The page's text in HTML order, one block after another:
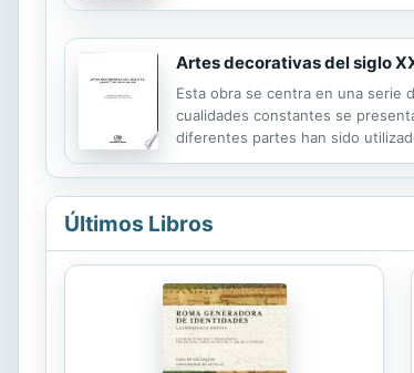
Artes decorativas del siglo
Esta obra se centra en una serie
cualidades constantes se
diferentes partes han sido
transformado en componentes
Últimos Libros